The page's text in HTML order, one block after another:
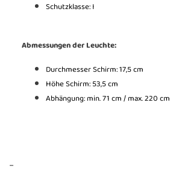
Schutzklasse: I
Abmessungen der Leuchte:
Durchmesser Schirm: 17,5 cm
Höhe Schirm: 53,5 cm
Abhängung: min. 71 cm / max. 220 cm
...